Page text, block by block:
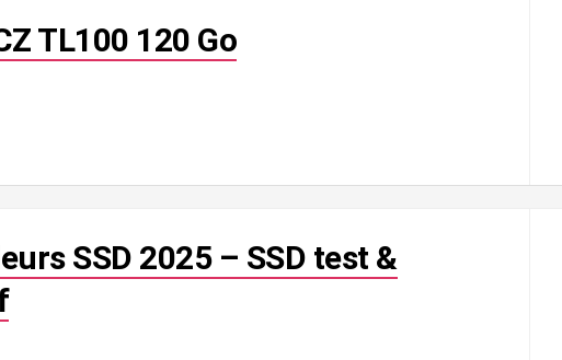
TL100 120 Go
SSD 2025 – SSD test &